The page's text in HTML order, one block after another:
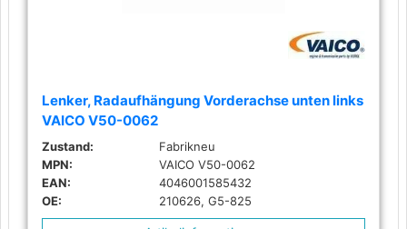
Lenker, Radaufhängung Vorderachse unten links
VAICO V50-0062
Zustand:
Fabrikneu
MPN:
VAICO V50-0062
EAN:
4046001585432
OE:
210626, G5-825